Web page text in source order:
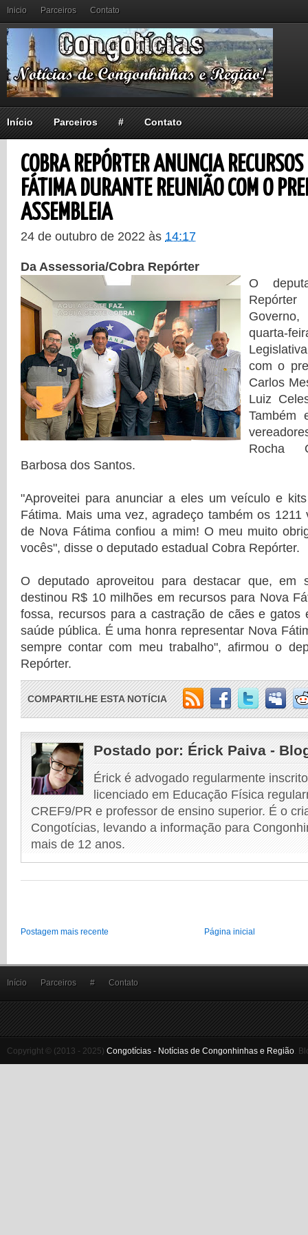
Inicio Parceiros Contato
Início Parceiros # Contato
COBRA REPÓRTER ANUNCIA
FÁTIMA DURANTE REUNIÃO COM O
ASSEMBLEIA
24 de outubro de 2022 às 14:17
Da Assessoria/Cobra Repórter
O
quarta-
com o
Carlos
Luiz
Também
Rocha
Barbosa dos Santos.
"Aproveitei para anunciar a eles um veículo e
Fátima. Mais uma vez, agradeço também os 1211
de Nova Fátima confiou a mim! O meu muito
vocês", disse o deputado estadual Cobra Repórter.
O deputado aproveitou para destacar que, em
destinou R$ 10 milhões em recursos para Nova
fossa, recursos para a castração de cães e gatos
saúde pública. É uma honra representar Nova
sempre contar com meu trabalho", afirmou o
Repórter.
COMPARTILHE ESTA NOTÍCIA
Postado por: Érick Paiva -
Érick é advogado regularmente
licenciado em Educação Física
CREF9/PR e professor de ensino superior. É o
Congotícias, levando a informação para
mais de 12 anos.
Postagem mais recente Página inicial
Início Parceiros # Contato
Copyright © (2013 - 2025) Congotícias - Notícias de Congonhinhas e Região.